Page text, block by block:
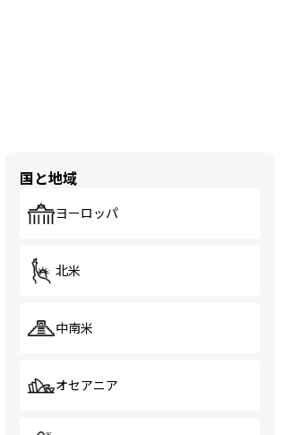
国と地域
ヨーロッパ
北米
中南米
オセアニア